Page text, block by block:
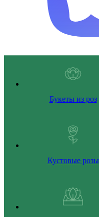
Букеты из роз
Кустовые розы